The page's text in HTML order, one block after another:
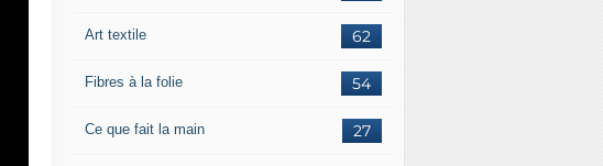
62
Art textile
54
Fibres à la folie
27
Ce que fait la main